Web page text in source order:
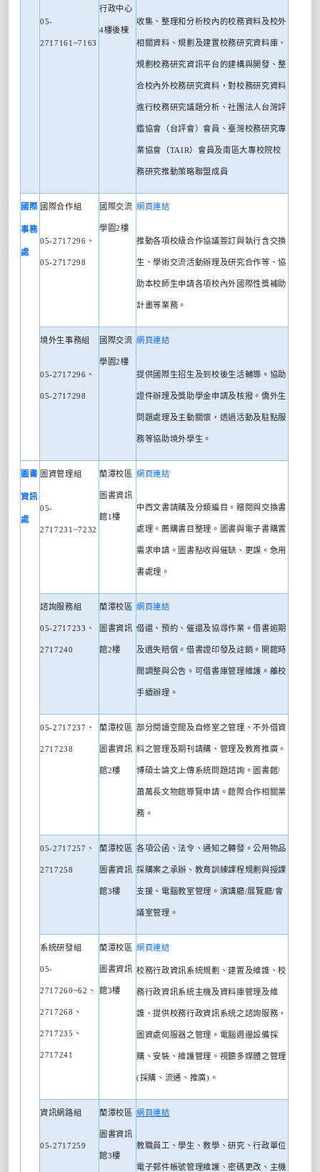
05-
2717161~7163
行政中心
4樓後棟
收集、整理和分析校內的校務資料及校外
相關資料、規劃及建置校務研究資料庫、
規劃校務研究資訊平台的建構與開發、整
合校內外校務研究資料，對校務研究資料
進行校務研究議題分析、社團法人台灣評
鑑協會（台評會）會員、臺灣校務研究專
業協會（TAIR）會員及南區大專校院校
務研究推動策略聯盟成員
國際
事務
處
國際合作組
05-2717296 、
05-2717298
國際交流
學園2樓
網頁連結
推動各項校級合作協議簽訂與執行含交換
生、學術交流活動辦理及研究合作等、協
助本校師生申請各項校內外國際性獎補助
計畫等業務。
境外生事務組
05-2717296 、
05-2717298
國際交流
學園2樓
網頁連結
提供國際生招生及到校後生活輔導。協助
證件辦理及獎助學金申請及核撥。僑外生
問題處理及主動關懷，透過活動及駐點服
務等協助境外學生。
圖書
資訊
處
圖資管理組
05-
2717231~7232
蘭潭校區
圖書資訊
館1樓
網頁連結
中西文書請購及分類編目。贈閱與交換書
處理。薦購書目整理。圖書與電子書購置
需求申請。圖書點收與催缺、更誤。急用
書處理。
諮詢服務組
05-2717233 、
2717240
蘭潭校區
圖書資訊
館2樓
網頁連結
借還、預約、催還及協尋作業。借書逾期
及遺失賠償。借書證印發及註銷。開館時
間調整與公告。可借書庫管理維護。離校
手續辦理。
05-2717237 、
2717238
蘭潭校區
圖書資訊
館2樓
部分閱讀空間及自修室之管理、不外借資
料之管理及期刊請購、管理及教育推廣。
博碩士論文上傳系統問題諮詢。圖書館/
蕭萬長文物館導覽申請。館際合作相關業
務。
05-2717257 、
2717258
蘭潭校區
圖書資訊
館3樓
各項公函、法令、通知之轉發。公用物品
採購案之承辦、教育訓練課程規劃與授課
支援、電腦教室管理。演講廳/展覽廳/會
議室管理。
系統研發組
05-
2717260~62 、
2717268 、
2717235 、
2717241
蘭潭校區
圖書資訊
館3樓
網頁連結
校務行政資訊系統規劃、建置及維謢、校
務行政資訊系統主機及資料庫管理及維
謢、提供校務行政資訊系統之諮詢服務，
圖資處伺服器之管理。電腦週邊設備採
購、安裝、維護管理。視聽多媒體之管理
(採購、流通、推廣) 。
資訊網路組
05-2717259
蘭潭校區
圖書資訊
館3樓
網頁連結
教職員工、學生、教學、研究、行政單位
電子郵件帳號管理維護、密碼更改、主機